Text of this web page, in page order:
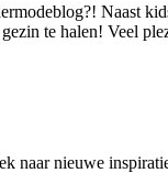
Naast
te halen! Veel
naar nieuwe